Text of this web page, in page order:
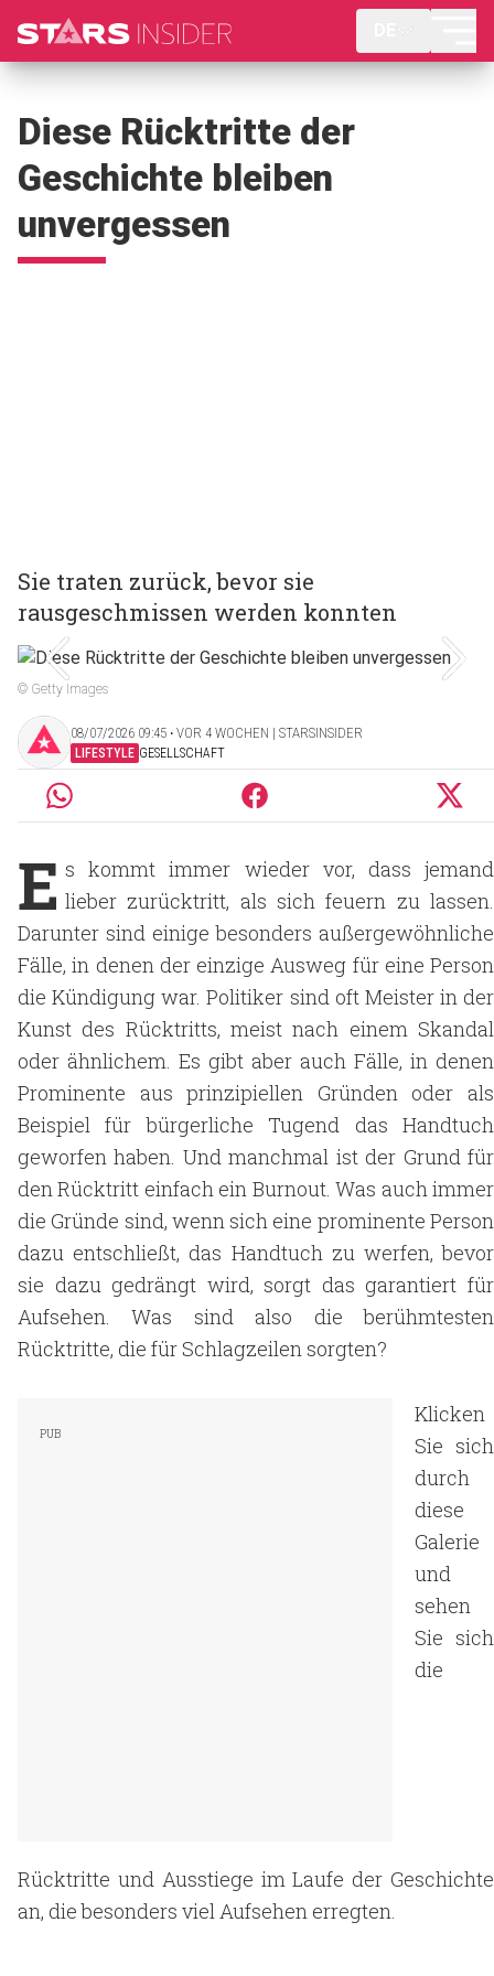
Diese Rücktritte der
Geschichte bleiben
unvergessen
Sie traten zurück, bevor sie
rausgeschmissen werden konnten
© Getty Images
08/07/2026 09:45 ‧ VOR 4 WOCHEN | STARSINSIDER
LIFESTYLE GESELLSCHAFT
E s kommt immer wieder vor, dass jemand
lieber zurücktritt, als sich feuern zu lassen.
Darunter sind einige besonders außergewöhnliche
Fälle, in denen der einzige Ausweg für eine Person
die Kündigung war. Politiker sind oft Meister in der
Kunst des Rücktritts, meist nach einem Skandal
oder ähnlichem. Es gibt aber auch Fälle, in denen
Prominente aus prinzipiellen Gründen oder als
Beispiel für bürgerliche Tugend das Handtuch
geworfen haben. Und manchmal ist der Grund für
den Rücktritt einfach ein Burnout. Was auch immer
die Gründe sind, wenn sich eine prominente Person
dazu entschließt, das Handtuch zu werfen, bevor
sie dazu gedrängt wird, sorgt das garantiert für
Aufsehen. Was sind also die berühmtesten
Rücktritte, die für Schlagzeilen sorgten?
Klicken
Sie sich
durch
diese
Galerie
und
sehen
Sie sich
die
Rücktritte und Ausstiege im Laufe der Geschichte
an, die besonders viel Aufsehen erregten.